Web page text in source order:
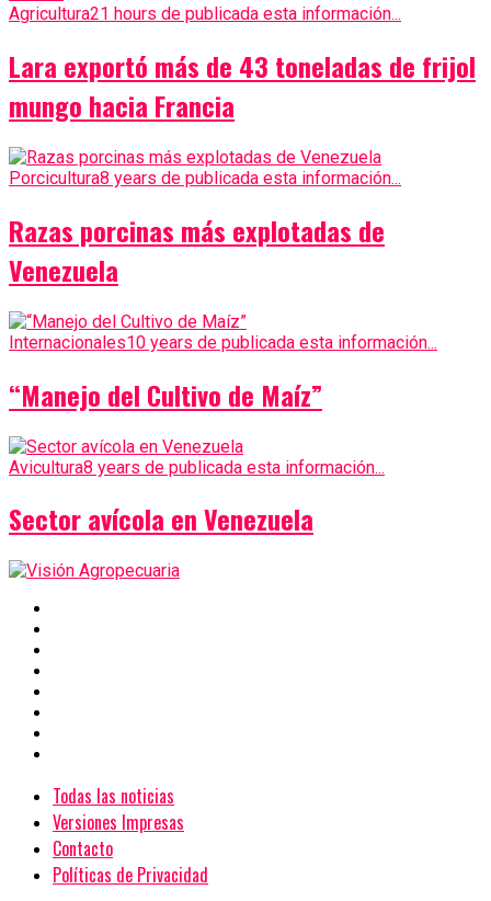
Agricultura21 hours de publicada esta información...
Lara exportó más de 43 toneladas de frijol
mungo hacia Francia
Porcicultura8 years de publicada esta información...
Razas porcinas más explotadas de
Venezuela
Internacionales10 years de publicada esta información...
“Manejo del Cultivo de Maíz”
Avicultura8 years de publicada esta información...
Sector avícola en Venezuela
Todas las noticias
Versiones Impresas
Contacto
Políticas de Privacidad